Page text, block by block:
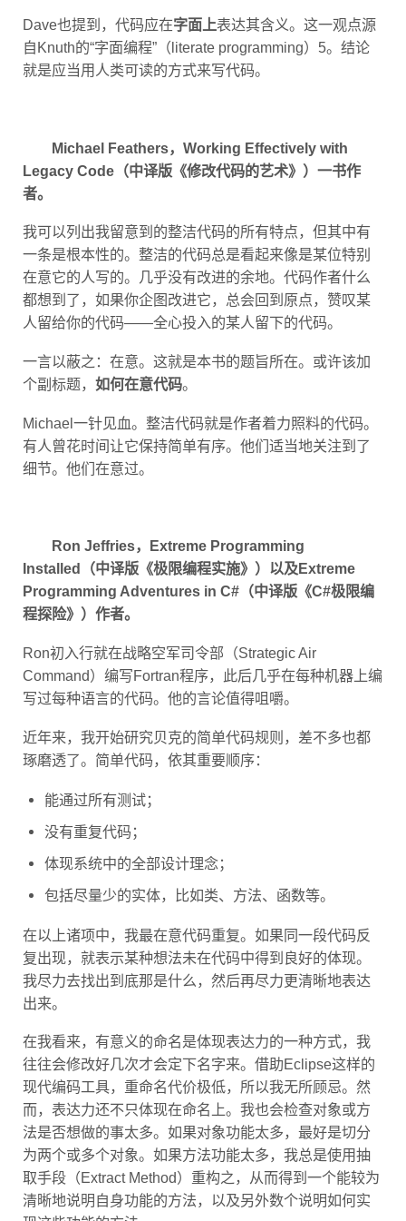
Dave也提到，代码应在 字面上
表达其含义。这一观点源
自Knuth的“字面编程”（literate programming）5。结论
就是应当用人类可读的方式来写代码。
Legacy Code（中译版《修改代码的艺术》）一书作
者。
我可以列出我留意到的整洁代码的所有特点，但其中有
一条是根本性的。整洁的代码总是看起来像是某位特别
在意它的人写的。几乎没有改进的余地。代码作者什么
都想到了，如果你企图改进它，总会回到原点，赞叹某
人留给你的代码——全心投入的某人留下的代码。
一言以蔽之：在意。这就是本书的题旨所在。或许该加
个副标题，如何在意代码。
有人曾花时间让它保持简单有序。他们适当地关注到了
细节。他们在意过。
Installed（中译版《极限编程实施》）以及Extreme
Programming Adventures in C#（中译版《C#极限编
程探险》）作者。
Command）编写Fortran程序，此后几乎在每种机器上编
写过每种语言的代码。他的言论值得咀嚼。
琢磨透了。简单代码，依其重要顺序：
复出现，就表示某种想法未在代码中得到良好的体现。
我尽力去找出到底那是什么，然后再尽力更清晰地表达
出来。
往往会修改好几次才会定下名字来。借助Eclipse这样的
现代编码工具，重命名代价极低，所以我无所顾忌。然
而，表达力还不只体现在命名上。我也会检查对象或方
法是否想做的事太多。如果对象功能太多，最好是切分
为两个或多个对象。如果方法功能太多，我总是使用抽
取手段（Extract Method）重构之，从而得到一个能较为
清晰地说明自身功能的方法，以及另外数个说明如何实
现这些功能的方法。